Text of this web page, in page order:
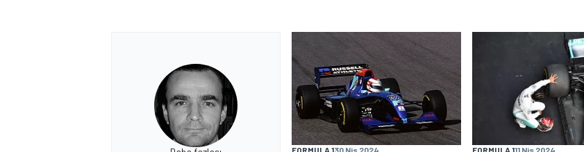
FORMULA 130 Nis 2024 FORMULA 111 Nis 2024